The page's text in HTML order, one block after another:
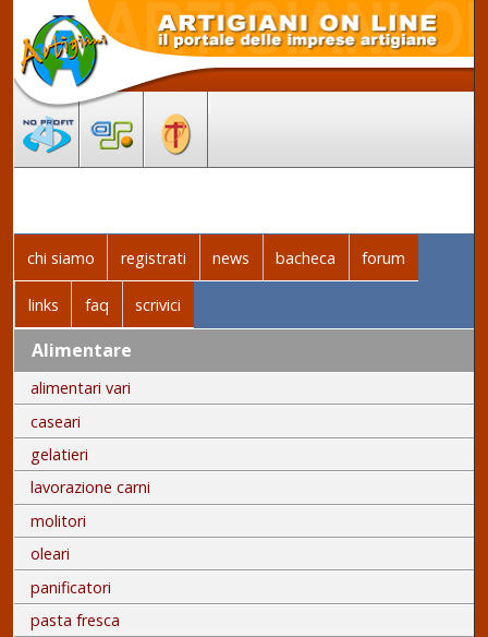
chi siamo registrati news bacheca forum
links faq scrivici
Alimentare
alimentari vari
caseari
gelatieri
lavorazione carni
molitori
oleari
panificatori
pasta fresca